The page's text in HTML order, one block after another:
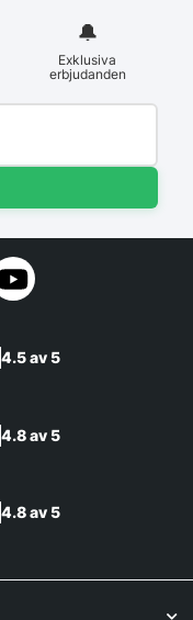
🔔
Exklusiva
erbjudanden
4.5 av 5
4.8 av 5
4.8 av 5